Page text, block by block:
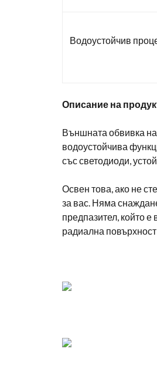
Водоустойчив
Описание на
Външната обвивка на
водоустойчива
със светодиоди,
Освен това, ако не
за вас. Няма
предпазител, който
радиална повърхност